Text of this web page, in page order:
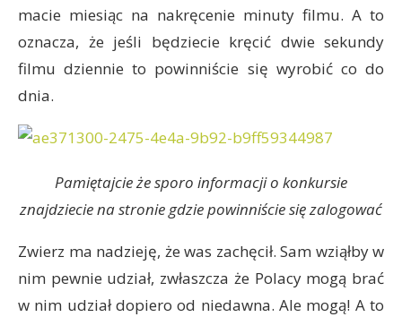
macie miesiąc na nakręcenie minuty filmu. A to
oznacza, że jeśli będziecie kręcić dwie sekundy
filmu dziennie to powinniście się wyrobić co do
dnia.
Pamiętajcie że sporo informacji o konkursie
znajdziecie na stronie gdzie powinniście się zalogować
Zwierz ma nadzieję, że was zachęcił. Sam wziąłby w
nim pewnie udział, zwłaszcza że Polacy mogą brać
w nim udział dopiero od niedawna. Ale mogą! A to